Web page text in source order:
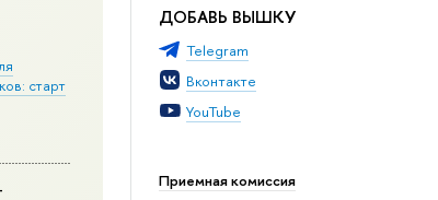
ДОБАВЬ ВЫШКУ
Telegram
Вконтакте
YouTube
Приемная комиссия
старт